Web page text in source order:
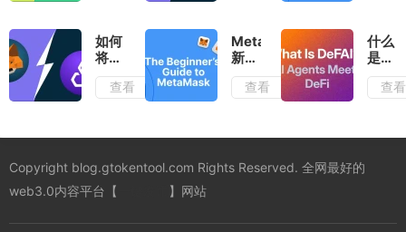
MetaMask
MetaMask
如何
将多
边形
网络
添加
MetaMask
查看
MetaMask
新手
使用
完整
查看
什么
是
中心
工智
查看
Copyright blog.gtokentool.com Rights Reserved. 全网最好的
web3.0内容平台【
】网站